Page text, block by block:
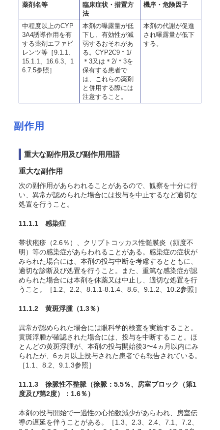
薬剤名等
臨床症状・措置方
法
機序・危険因子
中程度以上のCYP
3A4誘導作用を有
する薬剤エファビ
レンツ等［9.1.1、
15.1.1、16.6.3、1
6.7.5参照］
本剤の曝露量が低
下し、有効性が減
弱するおそれがあ
る。CYP2C9＊1/
＊3又は＊2/＊3を
保有する患者で
は、これらの薬剤
と併用する際には
注意すること。
本剤の代謝が促進
され曝露量が低下
する。
副作用
重大な副作用及び副作用用語
重大な副作用
次の副作用があらわれることがあるので、観察を十分に行
い、異常が認められた場合には投与を中止するなど適切な
処置を行うこと。
11.1.1 感染症
帯状疱疹（2.6％）、クリプトコッカス性髄膜炎（頻度不
明）等の感染症があらわれることがある。感染症の症状が
みられた場合には、本剤の投与中断を考慮するとともに、
適切な診断及び処置を行うこと。また、重篤な感染症が認
められた場合には本剤を休薬又は中止し、適切な処置を行
うこと。［1.2、2.2、8.1.1-8.1.4、8.6、9.1.2、10.2参照］
11.1.2 黄斑浮腫 （1.3％）
異常が認められた場合には眼科学的検査を実施すること。
黄斑浮腫が確認された場合には、投与を中断すること。ほ
とんどの黄斑浮腫が、本剤の投与開始後3〜4ヵ月以内にみ
られたが、6ヵ月以上投与された患者でも報告されている。
［1.1、8.2、9.1.3参照］
11.1.3 徐脈性不整脈 （徐脈：5.5％、房室ブロック（第1
度及び第2度）：1.6％）
本剤の投与開始で一過性の心拍数減少があらわれ、房室伝
導の遅延を伴うことがある。［1.3、2.3、2.4、7.1、7.2、